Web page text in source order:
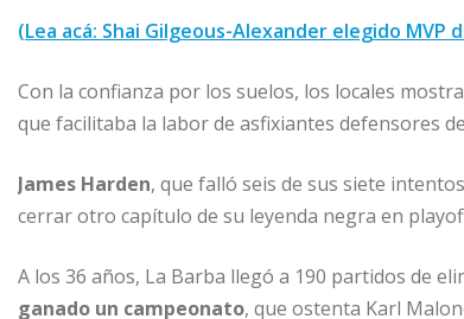
(Lea acá: Shai Gilgeous-Alexander elegido
Con la confianza por los suelos, los locales
que facilitaba la labor de asfixiantes defensores
James Harden, que falló seis de sus siete
cerrar otro capítulo de su leyenda negra en
A los 36 años, La Barba llegó a 190 partidos de
ganado un campeonato, que ostenta Karl